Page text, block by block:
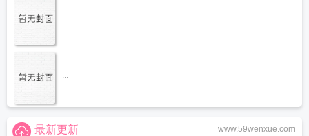
...
...
www.59wenxue.com
最新更新